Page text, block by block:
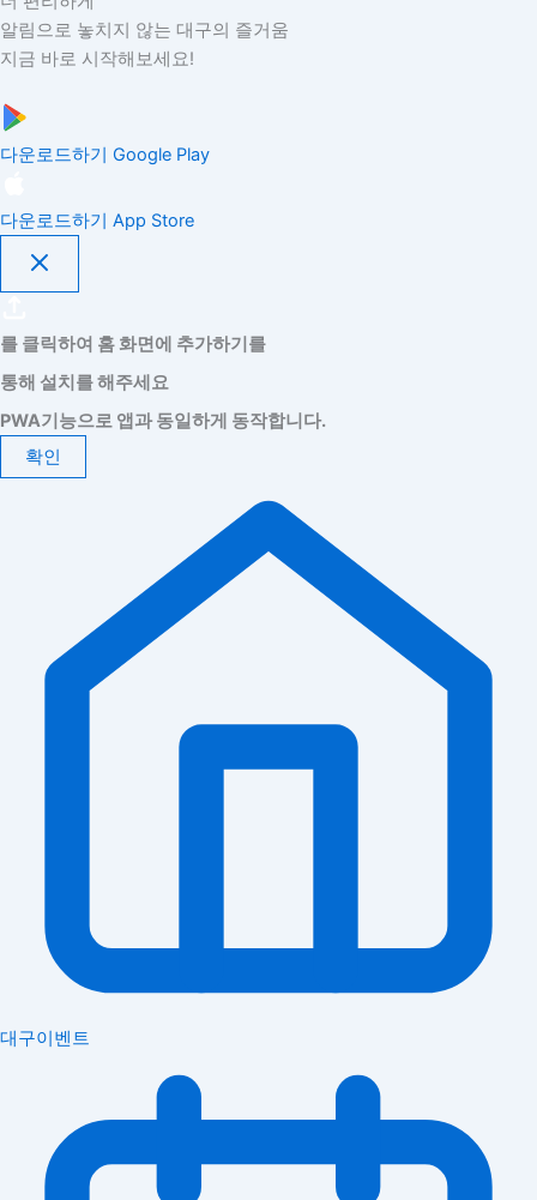
알림으로 놓치지 않는 대구의 즐거움
지금 바로 시작해보세요!
다운로드하기 Google Play
다운로드하기 App Store
를 클릭하여 홈 화면에 추가하기를
통해 설치를 해주세요
PWA기능으로 앱과 동일하게 동작합니다.
확인
대구이벤트